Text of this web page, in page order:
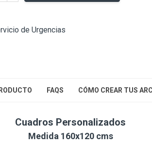
de Urgencias
FAQS CÓMO CREAR TUS
Cuadros Personalizados
Medida 160x120 cms